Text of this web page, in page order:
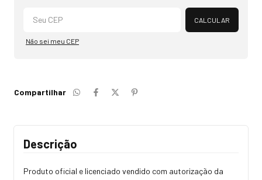
Alterar CEP
CALCULAR
Não sei meu CEP
Compartilhar
Descrição
Produto oficial e licenciado vendido com autorização da